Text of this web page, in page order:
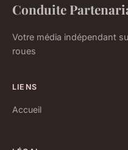
Conduite
Votre média indépendant
roues
LIENS
Accueil